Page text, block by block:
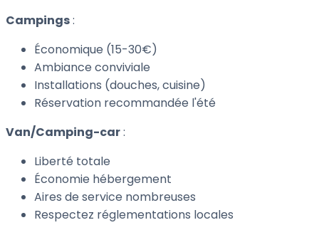
Campings:
Économique (15-30€)
Ambiance conviviale
Installations (douches, cuisine)
Réservation recommandée l'été
Van/Camping-car:
Liberté totale
Économie hébergement
Aires de service nombreuses
Respectez réglementations locales